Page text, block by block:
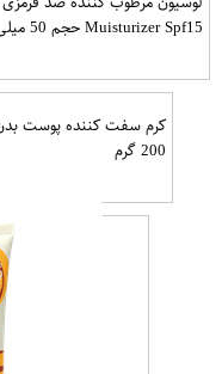
Muisturizer Spf15 حجم 50 میلی لیتر
200 گرم